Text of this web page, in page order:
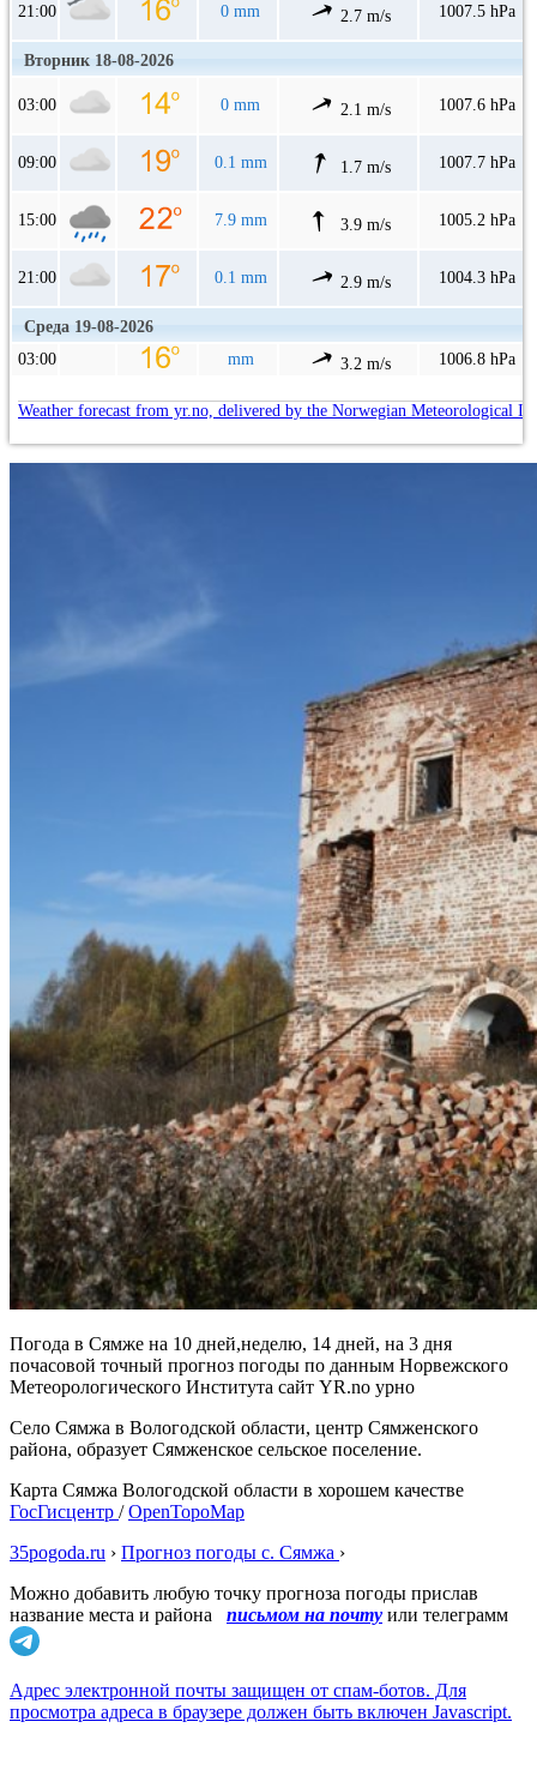
21:00 0 mm 2.7 m/s 1007.5 hPa
Вторник 18-08-2026
03:00 0 mm 2.1 m/s 1007.6 hPa
09:00 0.1 mm 1.7 m/s 1007.7 hPa
15:00 7.9 mm 3.9 m/s 1005.2 hPa
21:00 0.1 mm 2.9 m/s 1004.3 hPa
Среда 19-08-2026
03:00
mm 3.2 m/s 1006.8 hPa
Weather forecast from yr.no, delivered by the Norwegian Meteorological
Погода в Сямже на 10 дней,неделю, 14 дней, на 3 дня
почасовой точный прогноз погоды по данным Норвежского
Метеорологического Института сайт YR.no урно
Село Сямжа в Вологодской области, центр Сямженского
района, образует Сямженское сельское поселение.
Карта Сямжа Вологодской области в хорошем качестве
ГосГисцентр /OpenTopoMap
35pogoda.ru › Прогноз погоды с. Сямжа ›
Можно добавить любую точку прогноза погоды прислав
название места и района
письмом на почту или телеграмм
Адрес электронной почты защищен от спам-ботов. Для
просмотра адреса в браузере должен быть включен Javascript.